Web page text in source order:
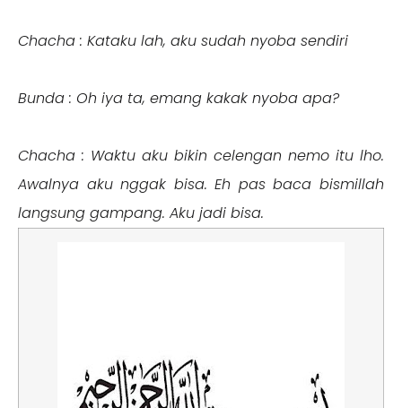
Chacha : Kataku lah, aku sudah nyoba sendiri
Bunda : Oh iya ta, emang kakak nyoba apa?
Chacha : Waktu aku bikin celengan nemo itu lho.
Awalnya aku nggak bisa. Eh pas baca bismillah
langsung gampang. Aku jadi bisa.